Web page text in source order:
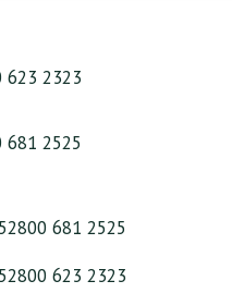
623 2323
681 2525
681 2525
623 2323